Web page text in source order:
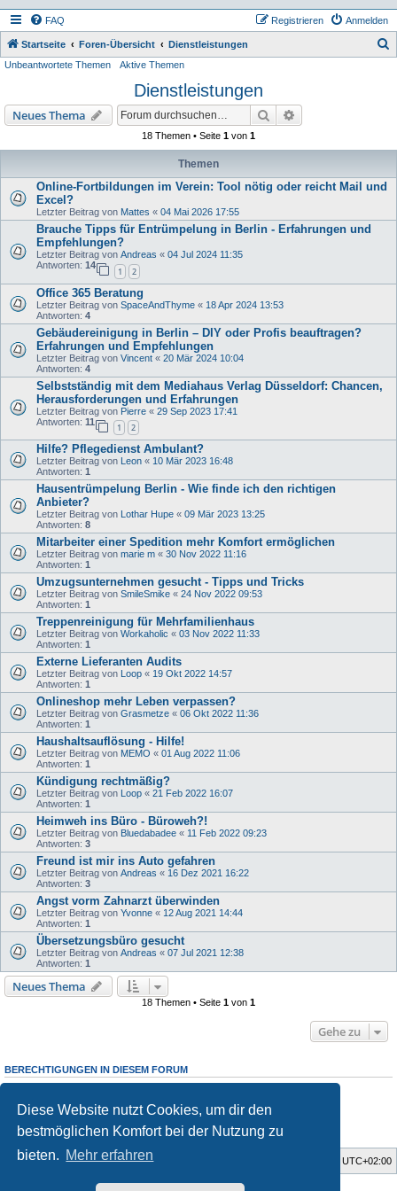
Diese Website nutzt Cookies, um dir den
bestmöglichen Komfort bei der Nutzung zu
bieten. Mehr erfahren
FAQ Anmelden
Registrieren
Startseite Foren-Übersicht Dienstleistungen
Unbeantwortete Themen Aktive Themen
Dienstleistungen
Neues Thema Suche
18 Themen • Seite 1 von 1
Themen
Online-Fortbildungen im Verein: Tool nötig oder reicht Mail und
Excel?
Letzter Beitrag von Mattes « 04 Mai 2026 17:55
Brauche Tipps für Entrümpelung in Berlin - Erfahrungen und
Empfehlungen?
Letzter Beitrag von Andreas « 04 Jul 2024 11:35
Antworten: 14
1 2
Office 365 Beratung
Letzter Beitrag von SpaceAndThyme « 18 Apr 2024 13:53
Antworten: 4
Gebäudereinigung in Berlin – DIY oder Profis beauftragen?
Erfahrungen und Empfehlungen
Letzter Beitrag von Vincent « 20 Mär 2024 10:04
Antworten: 4
Selbstständig mit dem Mediahaus Verlag Düsseldorf: Chancen,
Herausforderungen und Erfahrungen
Letzter Beitrag von Pierre « 29 Sep 2023 17:41
Antworten: 11
1 2
Hilfe? Pflegedienst Ambulant?
Letzter Beitrag von Leon « 10 Mär 2023 16:48
Antworten: 1
Hausentrümpelung Berlin - Wie finde ich den richtigen
Anbieter?
Letzter Beitrag von Lothar Hupe « 09 Mär 2023 13:25
Antworten: 8
Mitarbeiter einer Spedition mehr Komfort ermöglichen
Letzter Beitrag von marie m « 30 Nov 2022 11:16
Antworten: 1
Umzugsunternehmen gesucht - Tipps und Tricks
Letzter Beitrag von SmileSmike « 24 Nov 2022 09:53
Antworten: 1
Treppenreinigung für Mehrfamilienhaus
Letzter Beitrag von Workaholic « 03 Nov 2022 11:33
Antworten: 1
Externe Lieferanten Audits
Letzter Beitrag von Loop « 19 Okt 2022 14:57
Antworten: 1
Onlineshop mehr Leben verpassen?
Letzter Beitrag von Grasmetze « 06 Okt 2022 11:36
Antworten: 1
Haushaltsauflösung - Hilfe!
Letzter Beitrag von MEMO « 01 Aug 2022 11:06
Antworten: 1
Kündigung rechtmäßig?
Letzter Beitrag von Loop « 21 Feb 2022 16:07
Antworten: 1
Heimweh ins Büro - Büroweh?!
Letzter Beitrag von Bluedabadee « 11 Feb 2022 09:23
Antworten: 3
Freund ist mir ins Auto gefahren
Letzter Beitrag von Andreas « 16 Dez 2021 16:22
Antworten: 3
Angst vorm Zahnarzt überwinden
Letzter Beitrag von Yvonne « 12 Aug 2021 14:44
Antworten: 1
Übersetzungsbüro gesucht
Letzter Beitrag von Andreas « 07 Jul 2021 12:38
Antworten: 1
Neues Thema
18 Themen • Seite 1 von 1
Gehe zu
BERECHTIGUNGEN IN DIESEM FORUM
Du darfst deine Beiträge in diesem Forumnichtändern.
Du darfst deine Beiträge in diesem Forum
nicht
löschen.
Du darfst keineDateianhänge in diesem Forum erstellen.
Startseite Foren-Übersicht UTC+02:00
Zuma Portal